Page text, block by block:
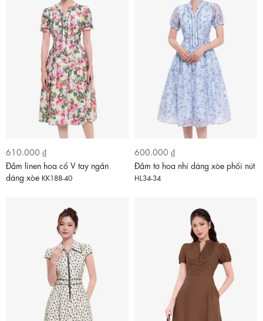
610.000 ₫
Đầm linen hoa cổ V tay ngắn
dáng xòe KK188-40
600.000 ₫
Đầm tơ hoa nhí dáng xòe phối nút
HL34-34